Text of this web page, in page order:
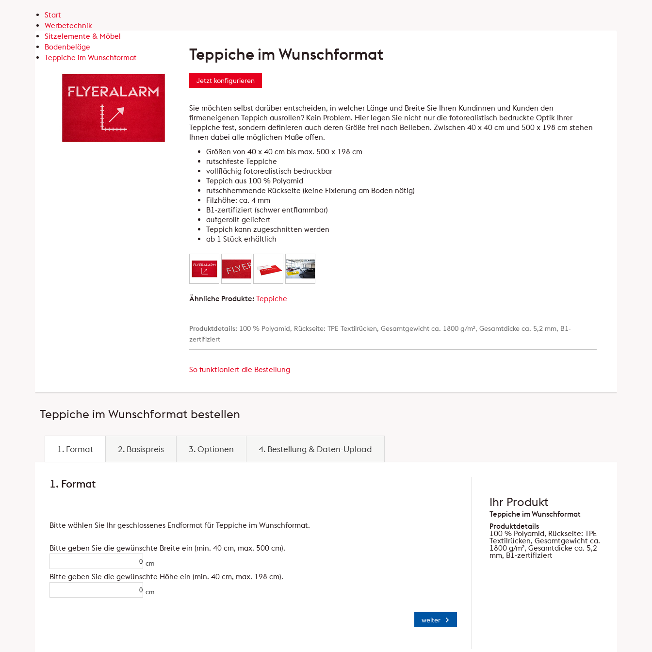
Start
Werbetechnik
Sitzelemente & Möbel
Bodenbeläge
Teppiche im Wunschformat
Teppiche im Wunschformat
Jetzt konfigurieren
Sie möchten selbst darüber entscheiden, in welcher Länge und Breite Sie Ihren Kundinnen und Kunden den
firmeneigenen Teppich ausrollen? Kein Problem. Hier legen Sie nicht nur die fotorealistisch bedruckte Optik Ihrer
Teppiche fest, sondern definieren auch deren Größe frei nach Belieben. Zwischen 40 x 40 cm und 500 x 198 cm stehen
Ihnen dabei alle möglichen Maße offen.
Größen von 40 x 40 cm bis max. 500 x 198 cm
rutschfeste Teppiche
vollflächig fotorealistisch bedruckbar
Teppich aus 100 % Polyamid
rutschhemmende Rückseite (keine Fixierung am Boden nötig)
Filzhöhe: ca. 4 mm
B1-zertifiziert (schwer entflammbar)
aufgerollt geliefert
Teppich kann zugeschnitten werden
ab 1 Stück erhältlich
Ähnliche Produkte: Teppiche
Produktdetails: 100 % Polyamid, Rückseite: TPE Textilrücken, Gesamtgewicht ca. 1800 g/m², Gesamtdicke ca. 5,2 mm, B1-
zertifiziert
So funktioniert die Bestellung
Teppiche im Wunschformat bestellen
1. Format 2. Basispreis 3. Optionen 4. Bestellung & Daten-Upload
1. Format
Bitte wählen Sie Ihr geschlossenes Endformat für Teppiche im Wunschformat.
Bitte geben Sie die gewünschte Breite ein (min. 40 cm, max. 500 cm).
cm
Bitte geben Sie die gewünschte Höhe ein (min. 40 cm, max. 198 cm).
cm
weiter
Ihr Produkt
Teppiche im Wunschformat
Produktdetails
100 % Polyamid, Rückseite: TPE
Textilrücken, Gesamtgewicht ca.
1800 g/m², Gesamtdicke ca. 5,2
mm, B1-zertifiziert